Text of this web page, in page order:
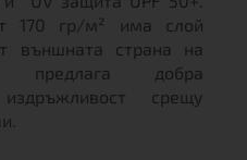
170 гр/м² има слой
външната страна на
предлага добра
срещу